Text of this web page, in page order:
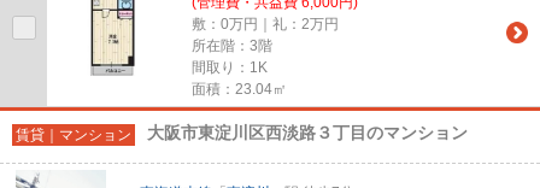
敷：0万円｜礼：2万円
所在階：3階
間取り：1K
面積：23.04㎡
賃貸｜マンション 大阪市東淀川区西淡路３丁目のマンション